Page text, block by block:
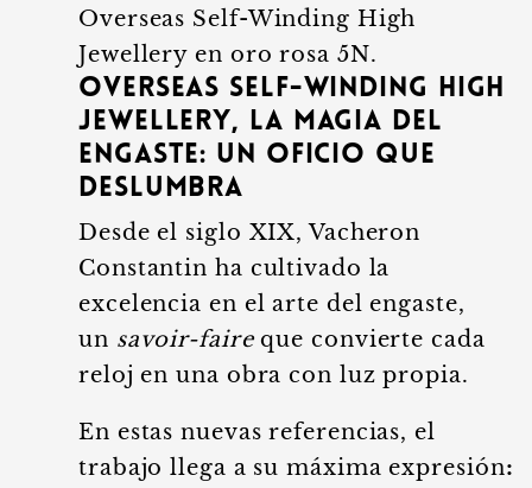
Overseas Self-Winding High
Jewellery en oro rosa 5N.
Overseas Self-Winding High
Jewellery, la magia del
engaste: un oficio que
deslumbra
Desde el siglo XIX, Vacheron
Constantin ha cultivado la
excelencia en el arte del engaste,
un savoir-faireque convierte cada
reloj en una obra con luz propia.
En estas nuevas referencias, el
trabajo llega a su máxima expresión: